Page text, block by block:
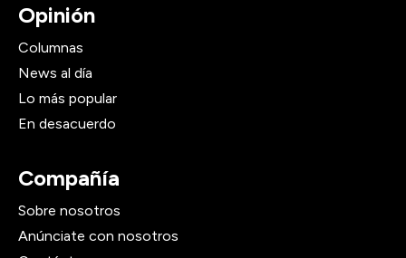
Opinión
Columnas
News al día
Lo más popular
En desacuerdo
Compañía
Sobre nosotros
Anúnciate con nosotros